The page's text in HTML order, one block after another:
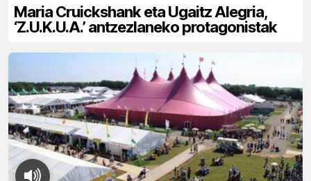
Maria Cruickshank eta Ugaitz Alegria,
‘Z.U.K.U.A.’ antzezlaneko protagonistak